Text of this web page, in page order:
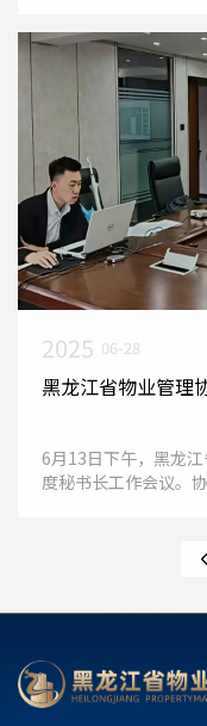
工作开展方
2025 06-28
黑龙江省物业管理
6月13日下午，黑龙
度秘书长工作会议。